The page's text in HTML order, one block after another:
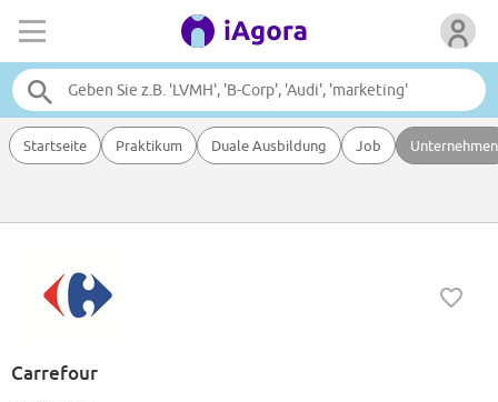
Startseite Praktikum Duale Ausbildung Job Unternehmen
Carrefour